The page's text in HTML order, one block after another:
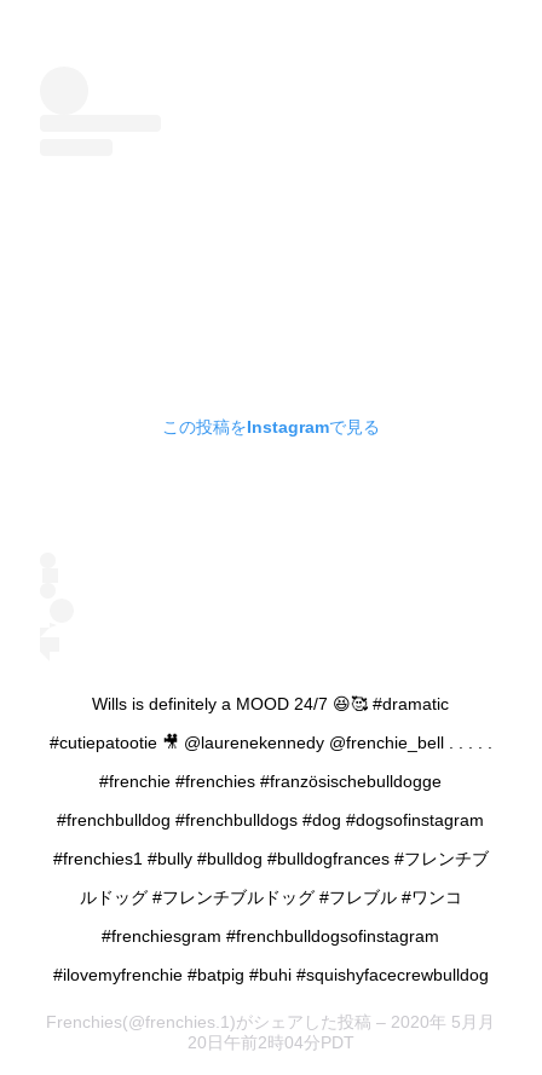
この投稿をInstagramで見る
Wills is definitely a MOOD 24/7 😆🥰 #dramatic
#cutiepatootie 🎥 @laurenekennedy @frenchie_bell . . . . .
#frenchie #frenchies #französischebulldogge
#frenchbulldog #frenchbulldogs #dog #dogsofinstagram
#frenchies1 #bully #bulldog #bulldogfrances #フレンチブ
ルドッグ #フレンチブルドッグ #フレブル #ワンコ
#frenchiesgram #frenchbulldogsofinstagram
#ilovemyfrenchie #batpig #buhi #squishyfacecrewbulldog
Frenchies(@frenchies.1)がシェアした投稿 – 2020年 5月月
20日午前2時04分PDT